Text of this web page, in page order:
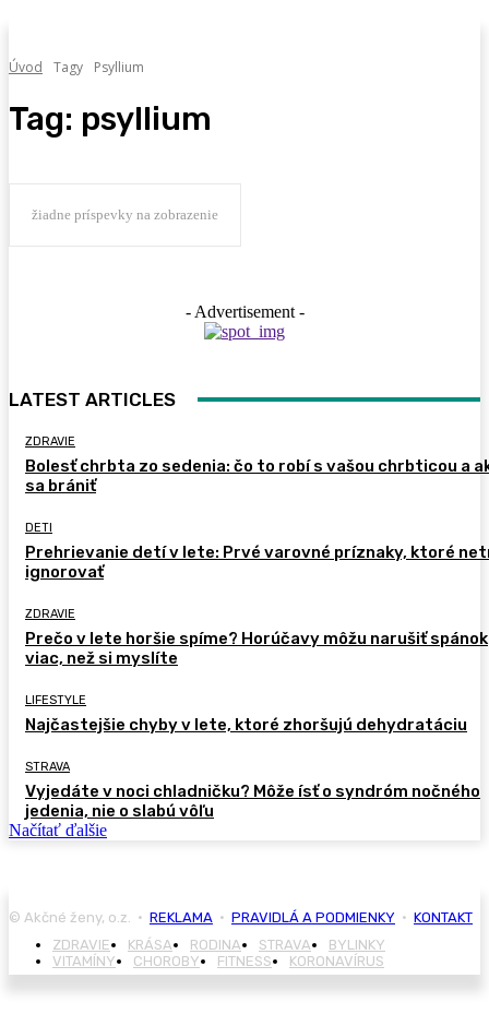
Úvod Tagy Psyllium
Tag: psyllium
žiadne príspevky na zobrazenie
- Advertisement -
LATEST ARTICLES
ZDRAVIE
Bolesť chrbta zo sedenia: čo to robí s vašou chrbticou a
sa brániť
DETI
Prehrievanie detí v lete: Prvé varovné príznaky, ktoré
ignorovať
ZDRAVIE
Prečo v lete horšie spíme? Horúčavy môžu narušiť spánok
viac, než si myslíte
LIFESTYLE
Najčastejšie chyby v lete, ktoré zhoršujú dehydratáciu
STRAVA
Vyjedáte v noci chladničku? Môže ísť o syndróm nočného
jedenia, nie o slabú vôľu
Načítať ďalšie
© Akčné ženy, o.z. • REKLAMA • PRAVIDLÁ A PODMIENKY • KONTAKT
ZDRAVIE
KRÁSA RODINA STRAVA
BYLINKY
VITAMÍNY
CHOROBY FITNESS KORONAVÍRUS